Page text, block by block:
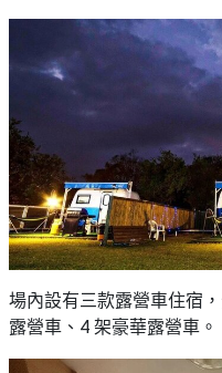
會
拍
廳
BBQ
場
地
新
#
糕
行
山
#
郊
遊
#
野
餐
場內設有三款露營車住宿
露營車、4 架豪華露營車。